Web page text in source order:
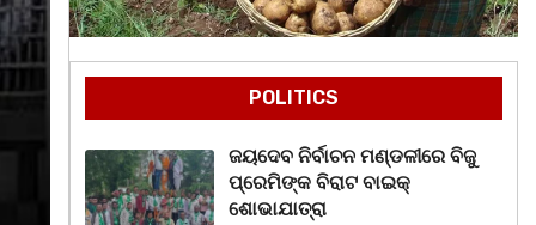
POLITICS
ଜୟଦେବ ନିର୍ବାଚନ ମଣ୍ଡଳୀରେ ବିଜୁ
ପ୍ରେମିଙ୍କ ବିରାଟ ବାଇକ୍
ଶୋଭାଯାତ୍ରା